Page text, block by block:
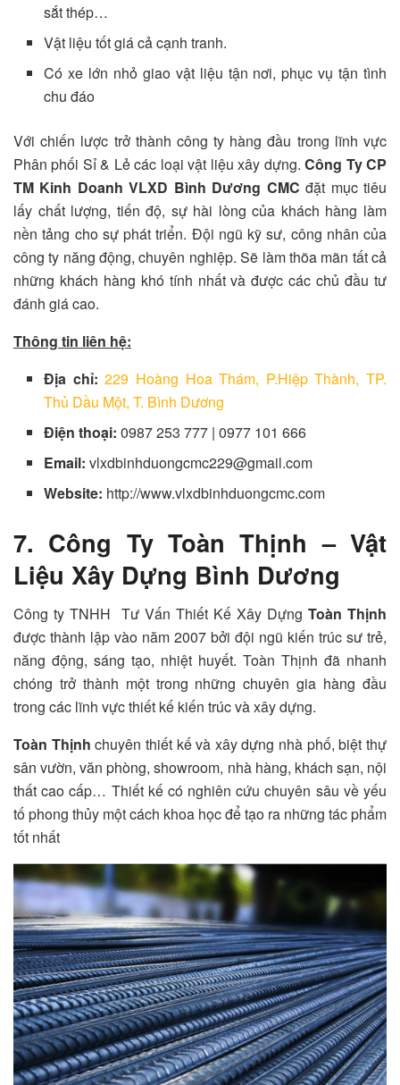
sắt thép…
Vật liệu tốt giá cả cạnh tranh.
Có xe lớn nhỏ giao vật liệu tận nơi, phục vụ tận tình
chu đáo
Với chiến lược trở thành công ty hàng đầu trong lĩnh vực
Phân phối Sỉ & Lẻ các loại vật liệu xây dựng.Công Ty CP
TM Kinh Doanh VLXD Bình Dương CMC đặt mục tiêu
lấy chất lượng, tiến độ, sự hài lòng của khách hàng làm
nền tảng cho sự phát triển. Đội ngũ kỹ sư, công nhân của
công ty năng động, chuyên nghiệp. Sẽ làm thõa mãn tất cả
những khách hàng khó tính nhất và được các chủ đầu tư
đánh giá cao.
Thông tin liên hệ:
Địa chỉ: 229 Hoàng Hoa Thám, P.Hiệp Thành, TP.
Thủ Dầu Một, T. Bình Dương
Điện thoại: 0987 253 777 | 0977 101 666
Email: vlxdbinhduongcmc229@gmail.com
Website: http://www.vlxdbinhduongcmc.com
7. Công Ty Toàn Thịnh – Vật
Liệu Xây Dựng Bình Dương
Công ty TNHH Tư Vấn Thiết Kế Xây Dựng Toàn Thịnh
được thành lập vào năm 2007 bởi đội ngũ kiến trúc sư trẻ,
năng động, sáng tạo, nhiệt huyết. Toàn Thịnh đã nhanh
chóng trở thành một trong những chuyên gia hàng đầu
trong các lĩnh vực thiết kế kiến trúc và xây dựng.
Toàn Thịnh chuyên thiết kế và xây dựng nhà phố, biệt thự
sân vườn, văn phòng, showroom, nhà hàng, khách sạn, nội
thất cao cấp… Thiết kế có nghiên cứu chuyên sâu về yếu
tố phong thủy một cách khoa học để tạo ra những tác phẩm
tốt nhất